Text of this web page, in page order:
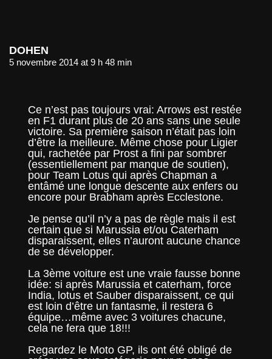
DOHEN
5 novembre 2014 at 9 h 48 min
Ce n’est pas toujours vrai: Arrows est restée
en F1 durant plus de 20 ans sans une seule
victoire. Sa première saison n’était pas loin
d’être la meilleure. Même chose pour Ligier
qui, rachetée par Prost a fini par sombrer
(essentiellement par manque de soutien),
pour Team Lotus qui après Chapman a
entâmé une longue descente aux enfers ou
encore pour Brabham après Ecclestone.
Je pense qu’il n’y a pas de règle mais il est
certain que si Marussia et/ou Caterham
disparaissent, elles n’auront aucune chance
de se développer.
La 3ème voiture est une vraie fausse bonne
idée: si après Marussia et caterham, force
India, lotus et Sauber disparaissent, ce qui
est loin d’être un fantasme, il restera 6
équipe…même avec 3 voitures chacune,
cela ne fera que 18!!!
Regardez le Moto GP, ils ont été obligé de